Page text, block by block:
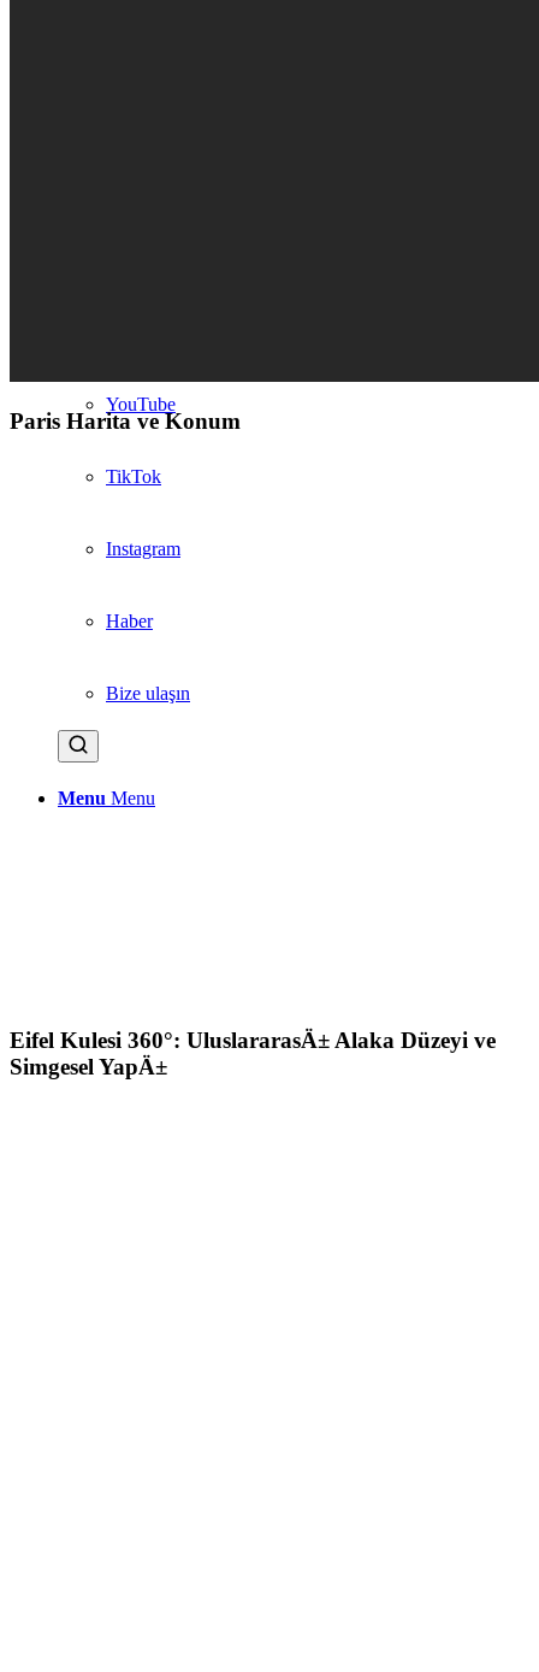
YouTube
TikTok
Instagram
Haber
Bize ulaşın
Menu Menu
Paris Harita ve Konum
Eifel Kulesi 360°: UluslararasÄ± Alaka Düzeyi ve
Simgesel YapÄ±